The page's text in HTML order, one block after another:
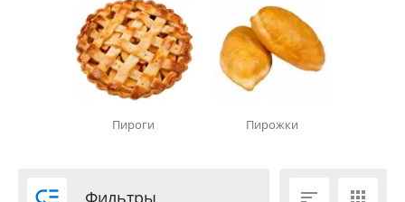
Пироги Пирожки
Фильтры  